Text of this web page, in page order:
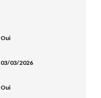
Oui
03/03/2026
Oui